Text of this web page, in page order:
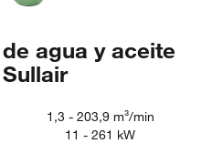
agua y aceite
1,3 - 203,9 m³/min
11 - 261 kW